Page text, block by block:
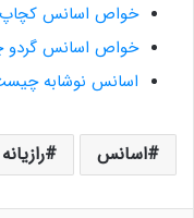
خواص اسانس کچاپ
خواص اسانس گردو
اسانس نوشابه
اسانس رازیانه